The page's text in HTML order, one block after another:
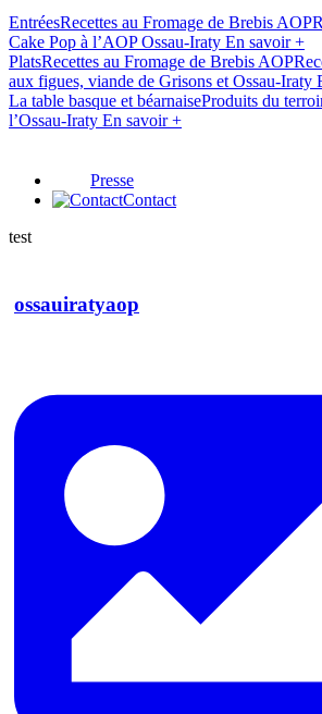
EntréesRecettes au Fromage de Brebis AOP
Cake Pop à l’AOP Ossau-Iraty En savoir +
PlatsRecettes au Fromage de Brebis AOP
aux figues, viande de Grisons et Ossau-Iraty
La table basque et béarnaiseProduits du
l’Ossau-Iraty En savoir +
Presse
Contact
test
ossauiratyaop